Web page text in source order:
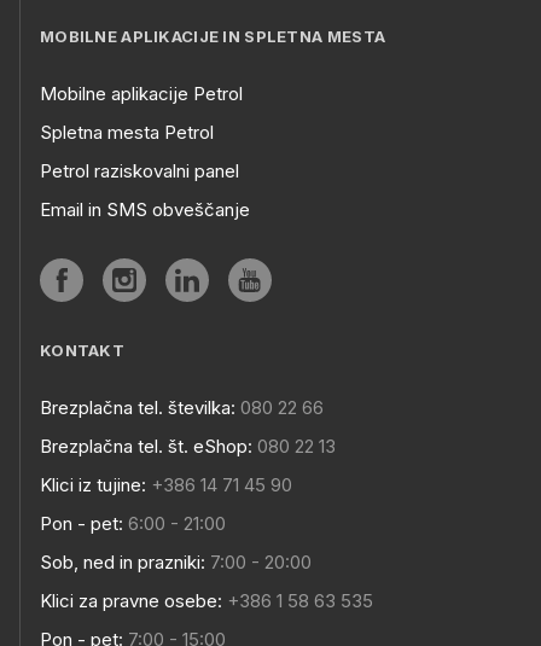
MOBILNE APLIKACIJE IN SPLETNA MESTA
Mobilne aplikacije Petrol
Spletna mesta Petrol
Petrol raziskovalni panel
Email in SMS obveščanje
KONTAKT
Brezplačna tel. številka: 080 22 66
Brezplačna tel. št. eShop: 080 22 13
Klici iz tujine: +386 14 71 45 90
Pon - pet: 6:00 - 21:00
Sob, ned in prazniki: 7:00 - 20:00
Klici za pravne osebe: +386 1 58 63 535
Pon - pet: 7:00 - 15:00